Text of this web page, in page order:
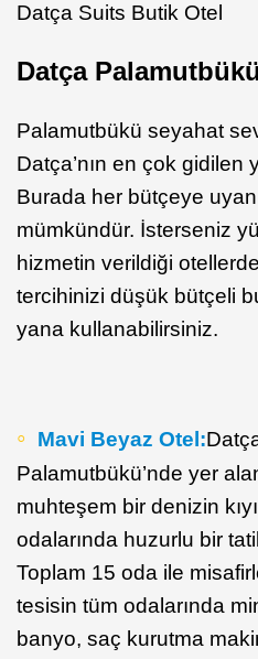
Datça Suits Butik Otel
Datça
Palamutbükü seyahat
Datça’nın en çok gidilen
Burada her bütçeye
mümkündür. İsterseniz
hizmetin verildiği
tercihinizi düşük bütçeli
yana kullanabilirsiniz.
Mavi Beyaz Otel:
Palamutbükü’nde yer
muhteşem bir denizin
odalarında huzurlu bir
Toplam 15 oda ile
tesisin tüm odalarında
banyo, saç kurutma